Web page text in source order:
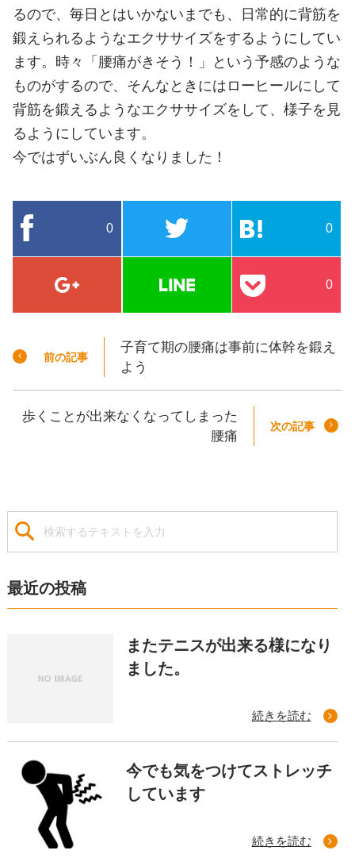
るので、毎日とはいかないまでも、日常的に背筋を
鍛えられるようなエクササイズをするようにしてい
ます。時々「腰痛がきそう！」という予感のような
ものがするので、そんなときにはローヒールにして
背筋を鍛えるようなエクササイズをして、様子を見
るようにしています。
今ではずいぶん良くなりました！
0 0
0
前の記事
子育て期の腰痛は事前に体幹を鍛え
よう
次の記事
歩くことが出来なくなってしまった
腰痛
最近の投稿
またテニスが出来る様になり
ました。
続きを読む
今でも気をつけてストレッチ
しています
続きを読む